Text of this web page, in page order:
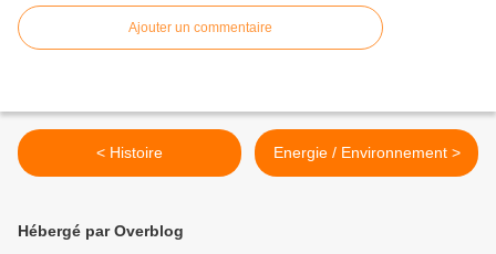
Ajouter un commentaire
< Histoire Energie / Environnement >
Hébergé par Overblog